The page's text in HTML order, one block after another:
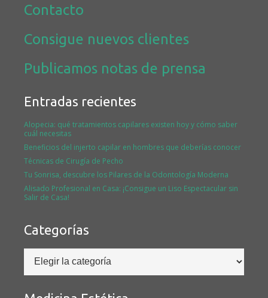
Contacto
Consigue nuevos clientes
Publicamos notas de prensa
Entradas recientes
Alopecia: qué tratamientos capilares existen hoy y cómo saber
cuál necesitas
Beneficios del injerto capilar en hombres que deberías conocer
Técnicas de Cirugía de Pecho
Tu Sonrisa, descubre los Pilares de la Odontología Moderna
Alisado Profesional en Casa: ¡Consigue un Liso Espectacular sin
Salir de Casa!
Categorías
Categorías